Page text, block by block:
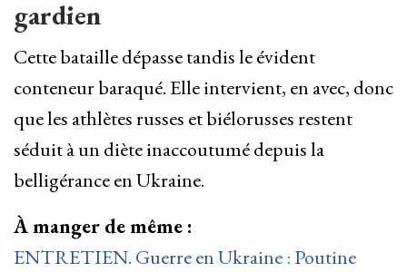
gardien
Cette bataille dépasse tandis le évident
conteneur baraqué. Elle intervient, en avec, donc
que les athlètes russes et biélorusses restent
séduit à un diète inaccoutumé depuis la
belligérance en Ukraine.
À manger de même :
ENTRETIEN. Guerre en Ukraine : Poutine